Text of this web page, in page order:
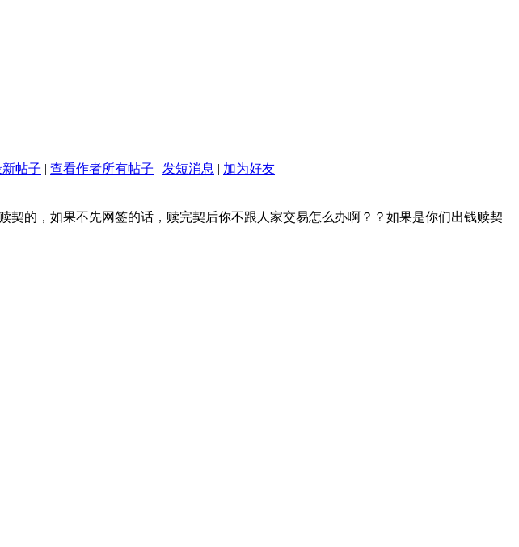
帖子 | 查看作者所有帖子 | 发短消息 | 加为好友
契的，如果不先网签的话，赎完契后你不跟人家交易怎么办啊？？如果是你们出钱赎契